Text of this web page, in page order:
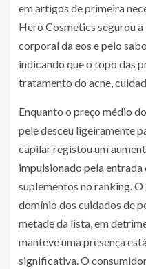
em artigos de primeira
Hero Cosmetics segurou
corporal da eos e pelo
indicando que o topo das
tratamento do acne,
Enquanto o preço médio
pele desceu ligeiramente
capilar registou um
impulsionado pela entrada
suplementos no ranking.
domínio dos cuidados de
metade da lista, em
manteve uma presença
significativa. O